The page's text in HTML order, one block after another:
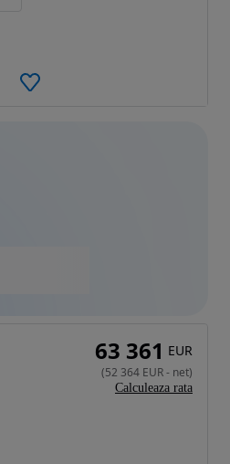
63 361 EUR
(52 364 EUR- net)
Calculeaza rata